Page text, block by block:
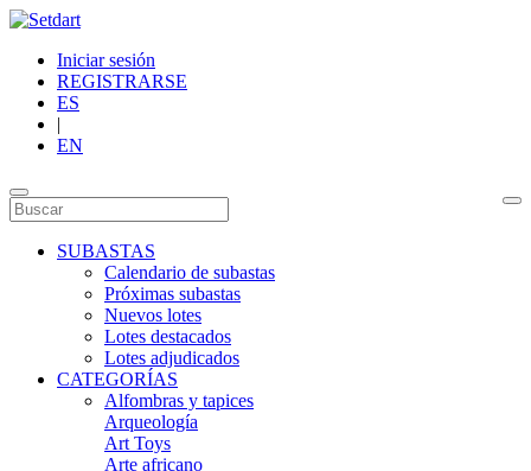
Iniciar sesión
REGISTRARSE
ES
|
EN
SUBASTAS
Calendario de subastas
Próximas subastas
Nuevos lotes
Lotes destacados
Lotes adjudicados
CATEGORÍAS
Alfombras y tapices
Arqueología
Art Toys
Arte africano